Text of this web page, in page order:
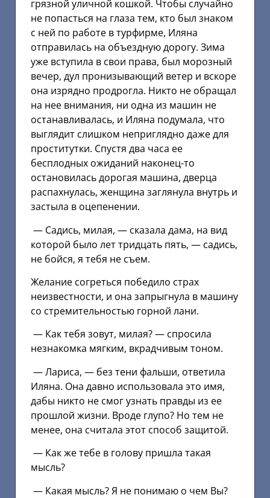
грязной уличной кошкой. Чтобы случайно
не попасться на глаза тем, кто был знаком
с ней по работе в турфирме, Иляна
отправилась на объездную дорогу. Зима
уже вступила в свои права, был морозный
вечер, дул пронизывающий ветер и вскоре
она изрядно продрогла. Никто не обращал
на нее внимания, ни одна из машин не
останавливалась, и Иляна подумала, что
выглядит слишком неприглядно даже для
проститутки. Спустя два часа ее
бесплодных ожиданий наконец-то
остановилась дорогая машина, дверца
распахнулась, женщина заглянула внутрь и
застыла в оцепенении.
— Садись, милая, — сказала дама, на вид
которой было лет тридцать пять, — садись,
не бойся, я тебя не съем.
Желание согреться победило страх
неизвестности, и она запрыгнула в машину
со стремительностью горной лани.
— Как тебя зовут, милая? — спросила
незнакомка мягким, вкрадчивым тоном.
— Лариса, — без тени фальши, ответила
Иляна. Она давно использовала это имя,
дабы никто не смог узнать правды из ее
прошлой жизни. Вроде глупо? Но тем не
менее, она считала этот способ защитой.
— Как же тебе в голову пришла такая
мысль?
— Какая мысль? Я не понимаю о чем Вы?